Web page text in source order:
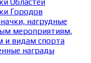
Городов
нагрудные
мероприятиям,
и видам спорта
награды